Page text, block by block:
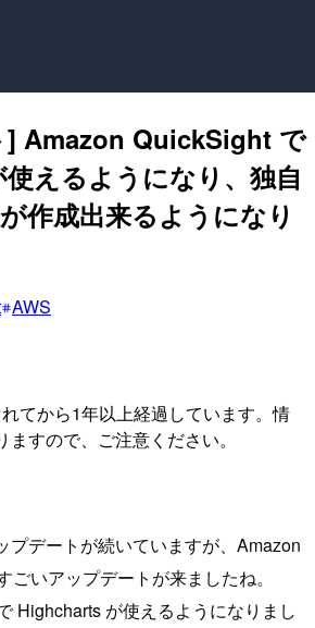
] Amazon QuickSight で
えるようになり、独自
作成出来るようになり
AWS
てから1年以上経過しています。情
すので、ご注意ください。
プデートが続いていますが、Amazon
いアップデートが来ましたね。
Highcharts が使えるようになりまし